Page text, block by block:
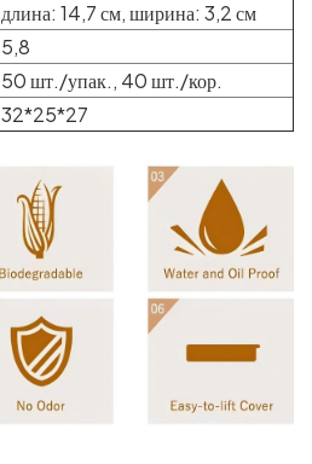
длина: 14,7 см, ширина: 3,2 см
5,8
50 шт./упак., 40 шт./кор.
32*25*27